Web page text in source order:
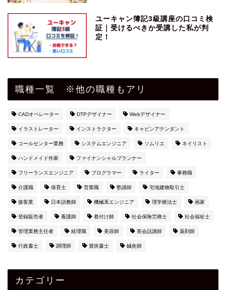
ユーキャン簿記3級講座の口コミ検
証｜受けるべきか受講した私が判
定！
職種一覧 ※他の職種もアリ
CADオペレーター DTPデザイナー Webデザイナー
イラストレーター インストラクター キャビンアテンダント
コールセンター業務 システムエンジニア ソムリエ ネイリスト
ハンドメイド作家 ファイナンシャルプランナー
フリーランスエンジニア プログラマー ライター 事務職
介護職 保育士 営業職 塾講師 宅地建物取引士
接客業 日本語教師 機械系エンジニア 理学療法士 画家
登録販売者 看護師 着付け師 社会保険労務士 社会福祉士
管理業務主任者 経理職 美容師 英会話講師 薬剤師
行政書士 調理師 賞状書士 鍼灸師
カテゴリー